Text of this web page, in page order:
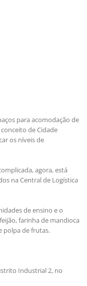
para acomodação de
de Cidade
os níveis de
agora, está
na Central de Logística
de ensino e o
farinha de mandioca
polpa de frutas.
Industrial 2, no